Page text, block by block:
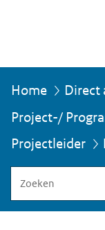
U
bevindt
zich
hier:
Home Direct
Project-/
Projectleider
binnen
Functiegebouw